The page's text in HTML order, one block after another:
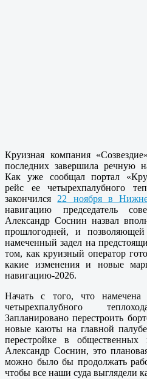
Круизная компания
последних завершила речную
Как уже сообщал портал
рейс ее четырехпалубного
закончился 22 ноября в
навигацию председатель
Александр Соснин назвал
прошлогодней, и
намеченный задел на
том, как круизный оператор
какие изменения и новые
навигацию-2026.
Начать с того, что намечена
четырехпалубного
Запланировано перестроить
новые каюты на главной
перестройке в
Александр Соснин, это
можно было бы продолжать
чтобы все наши суда выглядели